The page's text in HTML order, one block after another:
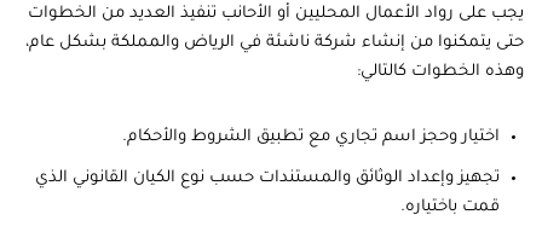
يجب على رواد الأعمال المحليين أو الأحانب تنفيذ العديد من الخطوات
حتى يتمكنوا من إنشاء شركة ناشئة في الرياض والمملكة بشكل عام،
وهذه الخطوات كالتالي:
اختيار وحجز اسم تجاري مع تطبيق الشروط والأحكام.
تجهيز وإعداد الوثائق والمستندات حسب نوع الكيان القانوني الذي
قمت باختياره.